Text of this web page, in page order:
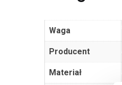
Waga
Producent
Materiał